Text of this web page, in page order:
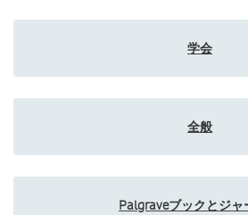
学会
全般
Palgraveブックとジャ